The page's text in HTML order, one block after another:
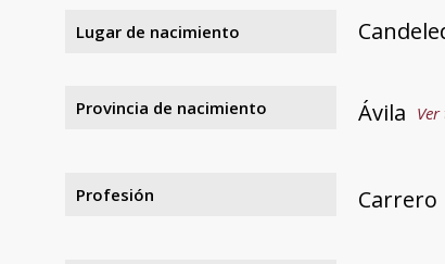
Lugar de nacimiento
Provincia de nacimiento Ávila
Profesión Carrero